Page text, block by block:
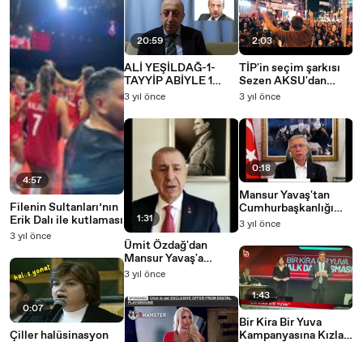
4:57
Filenin Sultanları’nın
Erik Dalı ile kutlaması
3 yıl önce
0:07
Çiller halüsinasyon
20:59
ALİ YEŞİLDAĞ-1-
TAYYİP ABİYLE 1
MİLYAR DOLAR
3 yıl önce
1:31
Ümit Özdağ'dan
Mansur Yavaş'a
adaylık çağrısı yaptı
3 yıl önce
2:03
TİP'in seçim şarkısı
Sezen AKSU'dan
"Karşıyım"
3 yıl önce
0:18
Mansur Yavaş'tan
Cumhurbaşkanlığı
adaylı açıklaması:
edebilirim"
3 yıl önce
1:43
Bir Kira Bir Yuva
Kampanyasına Kızları